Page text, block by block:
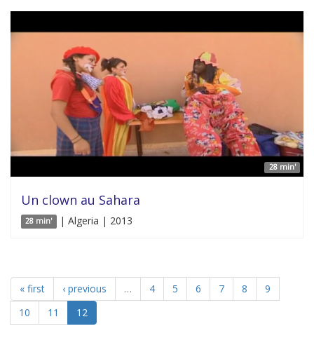
28 min'
Un clown au Sahara
28 min' | Algeria | 2013
« first ‹ previous … 4 5 6 7 8
9
10
11 12